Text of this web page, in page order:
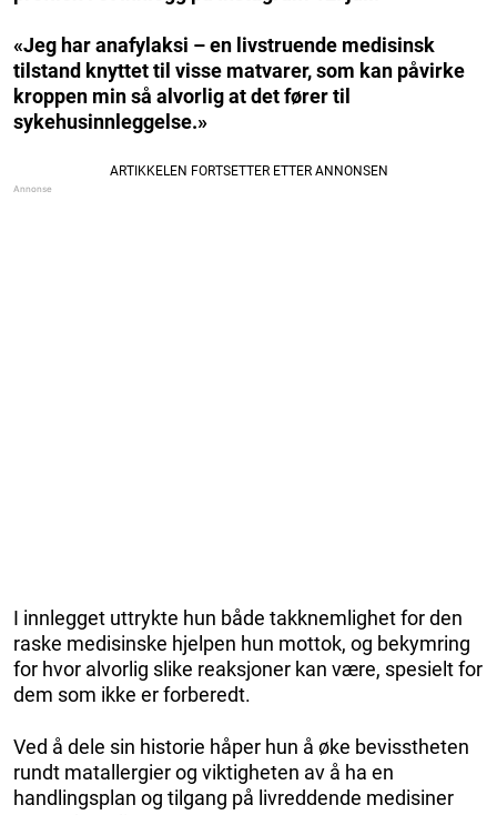
«Jeg har anafylaksi – en livstruende medisinsk
tilstand knyttet til visse matvarer, som kan påvirke
kroppen min så alvorlig at det fører til
sykehusinnleggelse.»
I innlegget uttrykte hun både takknemlighet for den
raske medisinske hjelpen hun mottok, og bekymring
for hvor alvorlig slike reaksjoner kan være, spesielt for
dem som ikke er forberedt.
Ved å dele sin historie håper hun å øke bevisstheten
rundt matallergier og viktigheten av å ha en
handlingsplan og tilgang på livreddende medisiner